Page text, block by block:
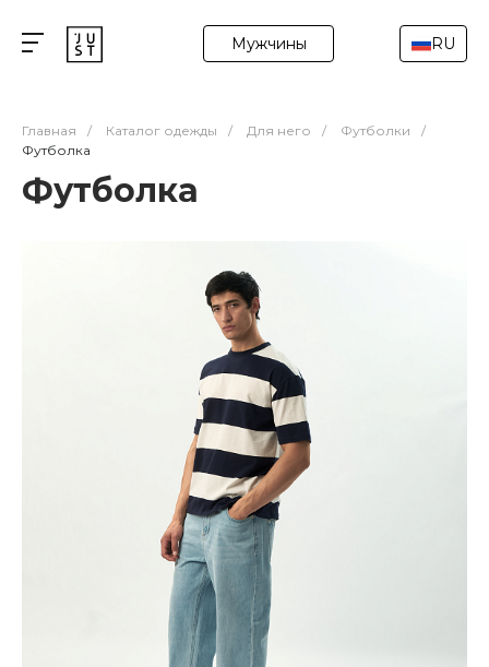
Мужчины RU
Главная / Каталог одежды / Для него / Футболки
/
Футболка
Футболка